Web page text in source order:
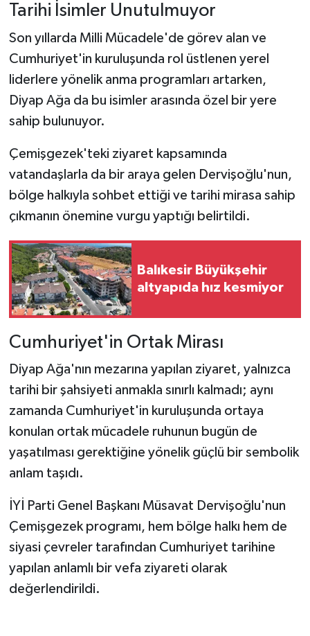
Tarihi İsimler Unutulmuyor
Son yıllarda Milli Mücadele'de görev alan ve
Cumhuriyet'in kuruluşunda rol üstlenen yerel
liderlere yönelik anma programları artarken,
Diyap Ağa da bu isimler arasında özel bir yere
sahip bulunuyor.
Çemişgezek'teki ziyaret kapsamında
vatandaşlarla da bir araya gelen Dervişoğlu'nun,
bölge halkıyla sohbet ettiği ve tarihi mirasa sahip
çıkmanın önemine vurgu yaptığı belirtildi.
Balıkesir Büyükşehir
altyapıda hız kesmiyor
Cumhuriyet'in Ortak Mirası
Diyap Ağa'nın mezarına yapılan ziyaret, yalnızca
tarihi bir şahsiyeti anmakla sınırlı kalmadı; aynı
zamanda Cumhuriyet'in kuruluşunda ortaya
konulan ortak mücadele ruhunun bugün de
yaşatılması gerektiğine yönelik güçlü bir sembolik
anlam taşıdı.
İYİ Parti Genel Başkanı Müsavat Dervişoğlu'nun
Çemişgezek programı, hem bölge halkı hem de
siyasi çevreler tarafından Cumhuriyet tarihine
yapılan anlamlı bir vefa ziyareti olarak
değerlendirildi.